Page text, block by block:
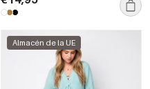
Almacén de la UE